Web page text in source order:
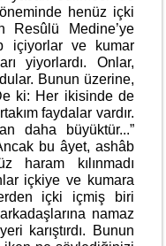
henüz içki
Resûlü Medine’ye
içiyorlar ve kumar
yiyorlardı. Onlar,
Bunun üzerine,
ki: Her ikisinde de
faydalar vardır.
daha büyüktür...”
bu âyet, ashâb
haram kılınmadı
içkiye ve kumara
içki içmiş biri
namaz
karıştırdı. Bunun